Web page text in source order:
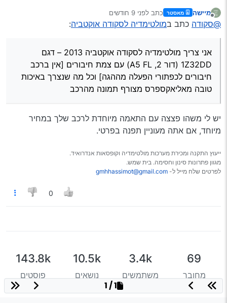
הפעלה מההגה] וכל מה שנצרך באיכות טובה מאליאקספרס
מצורף תמונה מהרכב
מנותק
מיישה מאסטר כתב לפני 9 חודשים
נערך לאחרונה על ידי
@סקודה כתב במולטימדיה לסקודה אוקטביה:
אני צריך מולטימדיה לסקודה אוקטביה 2013 – דגם
1Z32DD (דור 2, A5 FL) עם צמת חיבורים [אין ברכב
חיבורים לכפתורי הפעלה מההגה] וכל מה שנצרך באיכות
טובה מאליאקספרס מצורף תמונה מהרכב
יש לי משהו פצצה עם התאמה מיוחדת לרכב שלך במחיר
מיוחד, אם אתה מעוניין תפנה בפרטי.
ייעוץ התקנה ומכירת מערכות מולטימדיה וקופסאות אנדרואיד.
מגוון פתרונות סינון וחסימה. בית שמש.
לפרטים שלח מייל ל- gmhhassimot@gmail.com
0
69
מחובר
3.4k
משתמשים
10.5k
נושאים
143.8k
פוסטים
1 / 1